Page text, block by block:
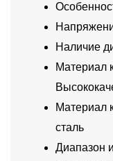
Наличие
Материал
Материал
сталь
Диапазон